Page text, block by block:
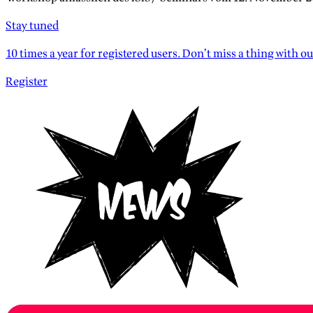
Stay tuned
10 times a year for registered users. Don’t miss a thing with
Register